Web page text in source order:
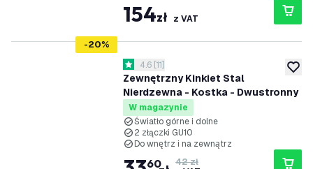
154zł z VAT
-20%
Zewnętrzny Kinkiet Stal
Nierdzewna - Kostka - Dwustronny
otwórz panel recenzji
4.6 Gwiazdki oceny
4.6 [11]
W magazynie
Światło górne i dolne
2 złączki GU10
Do wnętrz i na zewnątrz
60
42 zł